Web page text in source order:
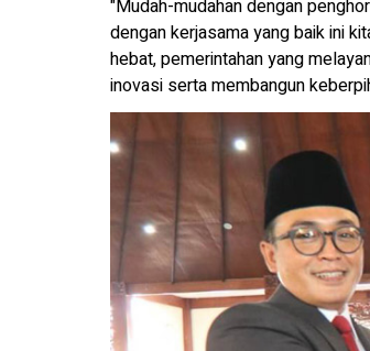
"Mudah-mudahan dengan
dengan kerjasama yang baik ini
hebat, pemerintahan yang
inovasi serta membangun